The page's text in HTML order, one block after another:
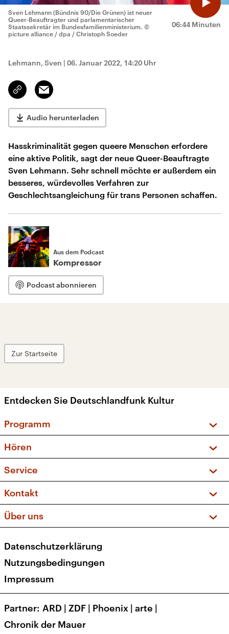
06:44 Minuten
Sven Lehmann (Bündnis 90/Die Grünen) ist neuer
Queer-Beauftragter und parlamentarischer
Staatssekretär im Bundesfamilienministerium. ©
picture alliance / dpa / Christoph Soeder
Lehmann, Sven | 06. Januar 2022, 14:20 Uhr
Link
kopieren/teilen
Email
Audio herunterladen
Hasskriminalität gegen queere Menschen erfordere
eine aktive Politik, sagt der neue Queer-Beauftragte
Sven Lehmann. Sehr schnell möchte er außerdem ein
besseres, würdevolles Verfahren zur
Geschlechtsangleichung für trans Personen schaffen.
Aus dem Podcast
Kompressor
Podcast abonnieren
Zur Startseite
Entdecken Sie Deutschlandfunk Kultur
Programm
Sendungen und Podcasts
Musikliste
Kakadu – Das Kinderprogramm
Hören
Frequenzen (UKW + DAB+)
Service
FAQ
Apps
Newsletter
Veranstaltungen
Kontakt
Social Media
Über uns
Presse
Karriere
Transparenz
Datenschutzerklärung
Nutzungsbedingungen
Impressum
Partner ARD | ZDF | Phoenix | arte |
Chronik der Mauer